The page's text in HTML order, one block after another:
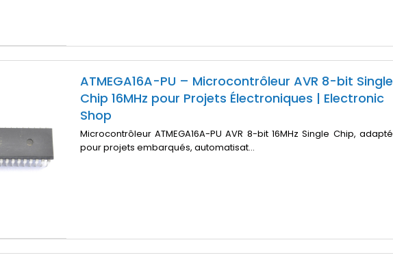
ATMEGA16A-PU – Microcontrôleur AVR 8-bit Single
Chip 16MHz pour Projets Électroniques | Electronic
Shop
Microcontrôleur ATMEGA16A-PU AVR 8-bit 16MHz Single Chip, adapté
pour projets embarqués, automatisat...